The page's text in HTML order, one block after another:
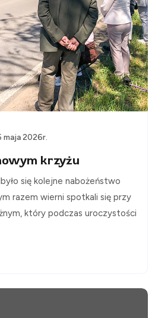
maja 2026r.
krzyżu
się kolejne nabożeństwo
razem wierni spotkali się przy
który podczas uroczystości